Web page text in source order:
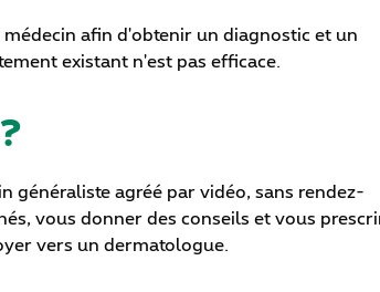
afin d'obtenir un diagnostic et un
existant n'est pas efficace.
généraliste agréé par vidéo, sans rendez-
vous donner des conseils et vous
vers un dermatologue.